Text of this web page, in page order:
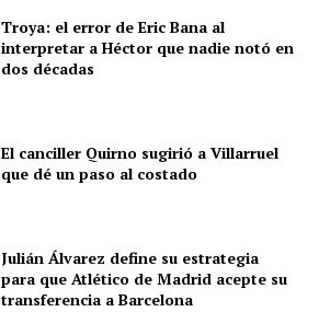
Troya: el error de Eric Bana al
interpretar a Héctor que nadie notó en
dos décadas
El canciller Quirno sugirió a Villarruel
que dé un paso al costado
Julián Álvarez define su estrategia
para que Atlético de Madrid acepte su
transferencia a Barcelona